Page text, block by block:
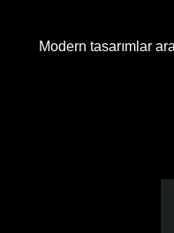
Modern tasarımlar